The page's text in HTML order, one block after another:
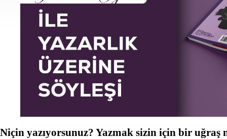
Niçin yazıyorsunuz? Yazmak sizin için bir uğraş